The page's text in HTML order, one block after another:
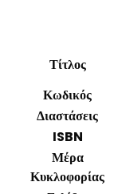
Τίτλος
Κωδικός
Διαστάσεις
ISBN
Μέρα
Κυκλοφορίας